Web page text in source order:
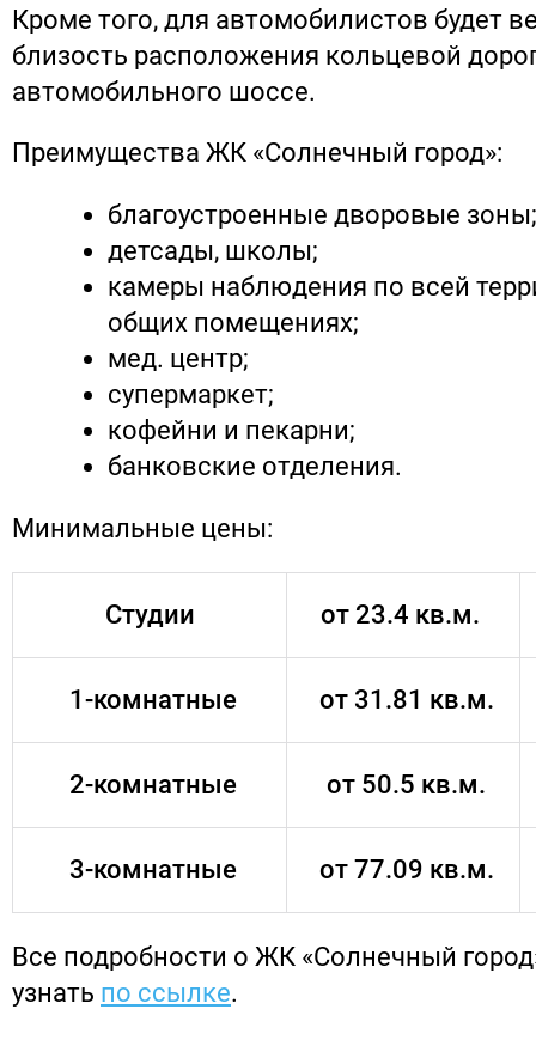
Кроме того, для автомобилистов будет
близость расположения кольцевой
автомобильного шоссе.
Преимущества ЖК «Солнечный город»:
благоустроенные дворовые зоны;
детсады, школы;
камеры наблюдения по всей
общих помещениях;
мед. центр;
супермаркет;
кофейни и пекарни;
банковские отделения.
Минимальные цены:
Студии от 23.4 кв.м.
1-комнатные от 31.81 кв.м.
2-комнатные от 50.5 кв.м.
3-комнатные от 77.09 кв.м.
Все подробности о ЖК «Солнечный
узнать по ссылке.